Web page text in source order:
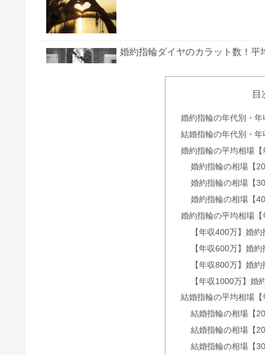
婚約指輪ダイヤのカラット数！平
結婚指輪30代に人気のブランド
結婚指輪で40代に人気のブラン
宝寿堂・心斎橋の口コミは悪い？
目
婚約指輪の年代別・
結婚指輪の年代別・
婚約指輪の平均相場【
婚約指輪の相場【20
婚約指輪の相場【30
婚約指輪の相場【40
婚約指輪の平均相場【
【年収400万】婚
【年収600万】婚
【年収800万】婚
【年収1000万】婚
結婚指輪の平均相場【
結婚指輪の相場【20
結婚指輪の相場【20
結婚指輪の相場【30